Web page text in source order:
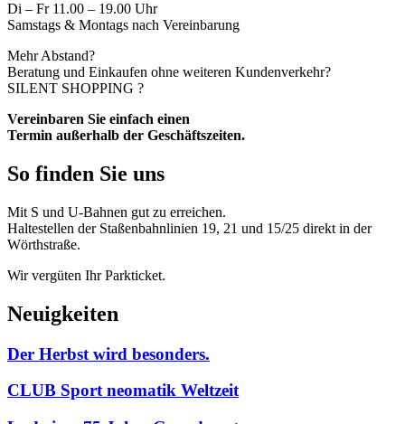
Di – Fr 11.00 – 19.00 Uhr
Samstags & Montags nach Vereinbarung
Mehr Abstand?
Beratung und Einkaufen ohne weiteren Kundenverkehr?
SILENT SHOPPING ?
Vereinbaren Sie einfach einen
Termin außerhalb der Geschäftszeiten.
So finden Sie uns
Mit S und U-Bahnen gut zu erreichen.
Haltestellen der Staßenbahnlinien 19, 21 und 15/25 direkt in der
Wörthstraße.
Wir vergüten Ihr Parkticket.
Neuigkeiten
Der Herbst wird besonders.
CLUB Sport neomatik Weltzeit